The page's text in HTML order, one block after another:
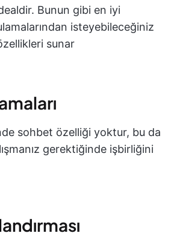
Bunun gibi en iyi
isteyebileceğiniz
sunar
sohbet özelliği yoktur, bu da
gerektiğinde işbirliğini